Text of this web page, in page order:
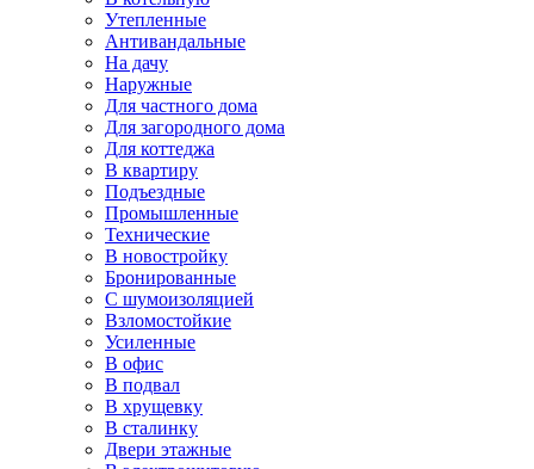
Утепленные
Антивандальные
На дачу
Наружные
Для частного дома
Для загородного дома
Для коттеджа
В квартиру
Подъездные
Промышленные
Технические
В новостройку
Бронированные
С шумоизоляцией
Взломостойкие
Усиленные
В офис
В подвал
В хрущевку
В сталинку
Двери этажные